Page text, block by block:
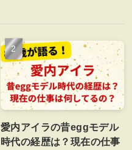
愛内アイラの昔eggモデル
時代の経歴は？現在の仕事